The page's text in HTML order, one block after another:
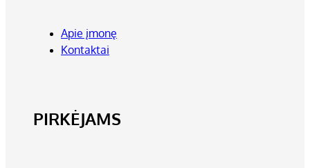
Apie įmonę
Kontaktai
PIRKĖJAMS